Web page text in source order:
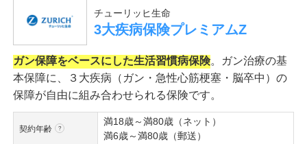
チューリッヒ生命
3大疾病保険プレミアムZ
ガン保障をベースにした生活習慣病保険。ガン治療の基
本保障に、３大疾病（ガン・急性心筋梗塞・脳卒中）の
保障が自由に組み合わせられる保険です。
契約年齢
満18歳～満80歳（ネット）
満6歳～満80歳（郵送）